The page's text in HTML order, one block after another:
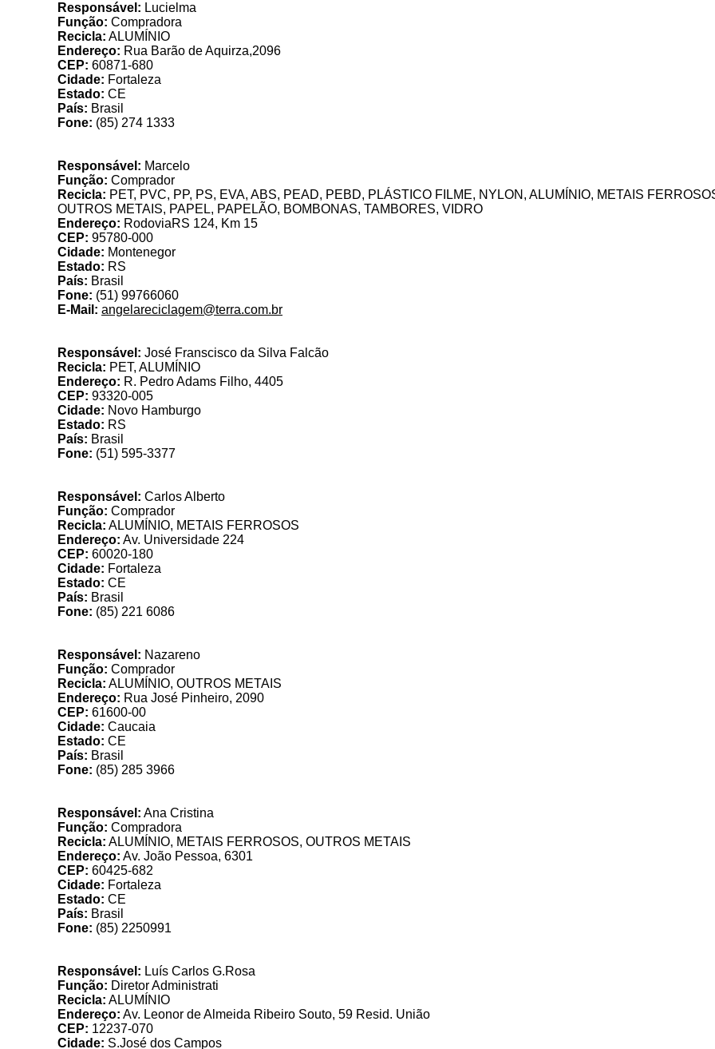
Responsável: Lucielma
Função: Compradora
Recicla: ALUMÍNIO
Endereço: Rua Barão de Aquirza,2096
CEP: 60871-680
Cidade: Fortaleza
Estado: CE
País: Brasil
Fone: (85) 274 1333
Responsável: Marcelo
Função: Comprador
Recicla: PET, PVC, PP, PS, EVA, ABS, PEAD, PEBD, PLÁSTICO FILME, NYLON, ALUMÍNIO, METAIS
OUTROS METAIS, PAPEL, PAPELÃO, BOMBONAS, TAMBORES, VIDRO
Endereço: RodoviaRS 124, Km 15
CEP: 95780-000
Cidade: Montenegor
Estado: RS
País: Brasil
Fone: (51) 99766060
E-Mail: angelareciclagem@terra.com.br
Responsável: José Franscisco da Silva Falcão
Recicla: PET, ALUMÍNIO
Endereço: R. Pedro Adams Filho, 4405
CEP: 93320-005
Cidade: Novo Hamburgo
Estado: RS
País: Brasil
Fone: (51) 595-3377
Responsável: Carlos Alberto
Função: Comprador
Recicla: ALUMÍNIO, METAIS FERROSOS
Endereço: Av. Universidade 224
CEP: 60020-180
Cidade: Fortaleza
Estado: CE
País: Brasil
Fone: (85) 221 6086
Responsável: Nazareno
Função: Comprador
Recicla: ALUMÍNIO, OUTROS METAIS
Endereço: Rua José Pinheiro, 2090
CEP: 61600-00
Cidade: Caucaia
Estado: CE
País: Brasil
Fone: (85) 285 3966
Responsável: Ana Cristina
Função: Compradora
Recicla: ALUMÍNIO, METAIS FERROSOS, OUTROS METAIS
Endereço: Av. João Pessoa, 6301
CEP: 60425-682
Cidade: Fortaleza
Estado: CE
País: Brasil
Fone: (85) 2250991
Responsável: Luís Carlos G.Rosa
Função: Diretor Administrati
Recicla: ALUMÍNIO
Endereço: Av. Leonor de Almeida Ribeiro Souto, 59 Resid. União
CEP: 12237-070
Cidade: S.José dos Campos